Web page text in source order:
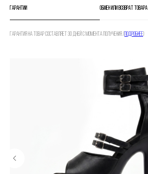
Гарантии Обмен или возврат товара
Гарантия на товар составляет 30 дней с момента получения. ( Подробнее)